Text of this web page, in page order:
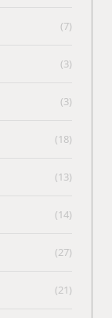
(7)
(3)
(3)
(18)
(13)
(14)
(27)
(21)